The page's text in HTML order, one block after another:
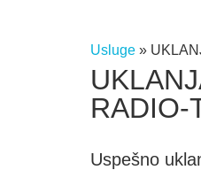
Usluge »
RADIO-
Uspešno